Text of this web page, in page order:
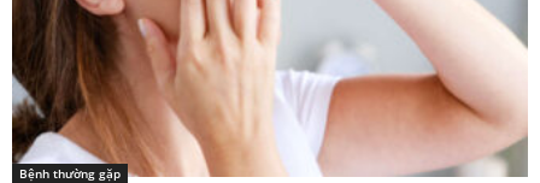
Bệnh thường gặp